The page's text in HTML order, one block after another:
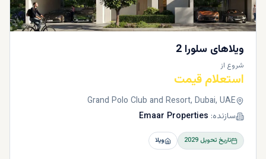
ویلاهای سلورا 2
شروع از
استعلام قیمت
Grand Polo Club and Resort, Dubai, UAE
سازنده: Emaar Properties
تاریخ تحویل2029 ویلا